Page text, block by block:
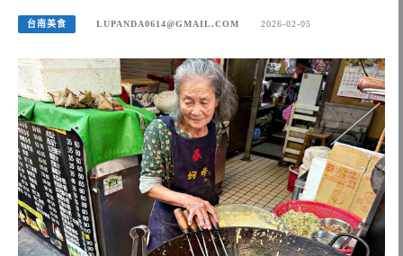
台南美食 LUPANDA0614@GMAIL.COM 2026-02-05